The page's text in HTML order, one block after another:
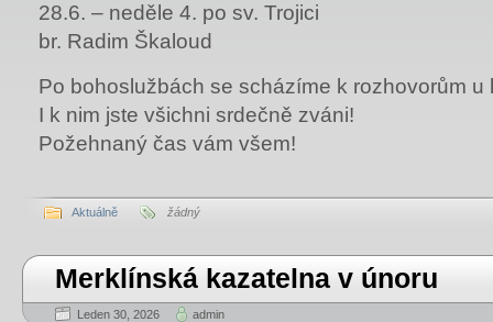
28.6. – neděle 4. po sv. Trojici
br. Radim Škaloud
Po bohoslužbách se scházíme k rozhovorům u
I k nim jste všichni srdečně zváni!
Požehnaný čas vám všem!
Aktuálně žádný
Merklínská kazatelna v únoru
Leden 30, 2026 admin